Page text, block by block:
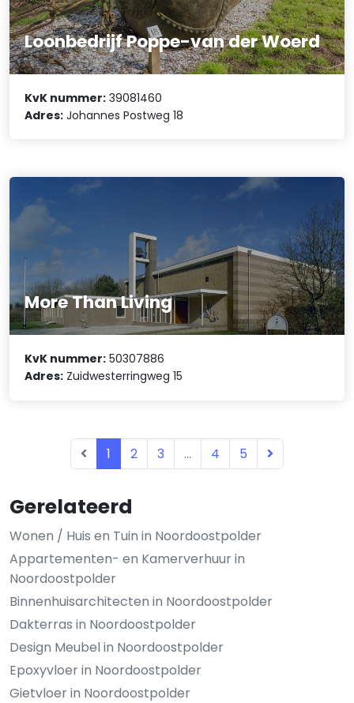
Gerelateerd
Wonen / Huis en Tuin in Noordoostpolder
Appartementen- en Kamerverhuur in
Noordoostpolder
Binnenhuisarchitecten in Noordoostpolder
Dakterras in Noordoostpolder
Design Meubel in Noordoostpolder
Epoxyvloer in Noordoostpolder
Gietvloer in Noordoostpolder
Loonbedrijf Poppe-van der Woerd
KvK nummer: 39081460
Adres: Johannes Postweg 18
More Than Living
KvK nummer: 50307886
Adres: Zuidwesterringweg 15
1 2 3 ... 4 5